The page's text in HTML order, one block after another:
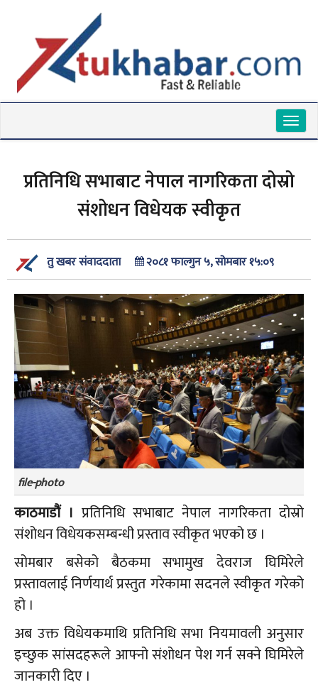
प्रतिनिधि सभाबाट नेपाल नागरिकता दोस्रो
संशोधन विधेयक स्वीकृत
तु खबर संवाददाता २०८१ फाल्गुन ५, सोमबार १५:०९
file-photo
काठमाडौं । प्रतिनिधि सभाबाट नेपाल नागरिकता दोस्रो
संशोधन विधेयकसम्बन्धी प्रस्ताव स्वीकृत भएको छ ।
सोमबार बसेको बैठकमा सभामुख देवराज घिमिरेले
प्रस्तावलाई निर्णयार्थ प्रस्तुत गरेकामा सदनले स्वीकृत गरेको
हो ।
अब उक्त विधेयकमाथि प्रतिनिधि सभा नियमावली अनुसार
इच्छुक सांसदहरूले आफ्नो संशोधन पेश गर्न सक्ने घिमिरेले
जानकारी दिए ।